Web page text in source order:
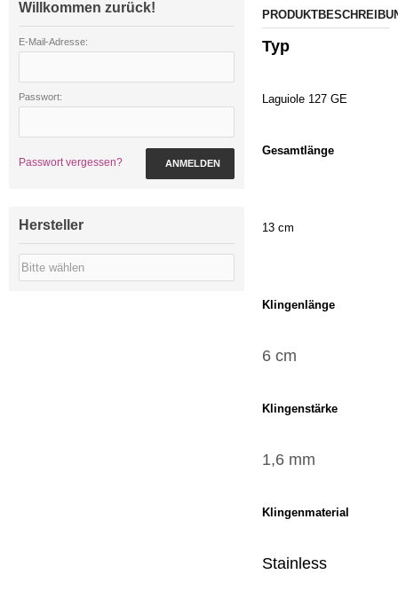
Typ
Laguiole 127 GE
Gesamtlänge
13 cm
Klingenlänge
6 cm
Klingenstärke
1,6 mm
Klingenmaterial
Stainless
Willkommen zurück!
E-Mail-Adresse:
Passwort:
Passwort vergessen? ANMELDEN
Hersteller